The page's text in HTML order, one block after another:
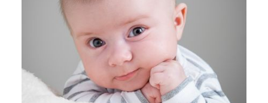
PORTRAITISTE DE FRANCE 2015
– LES PHOTOS QUI ONT
CONCOURU